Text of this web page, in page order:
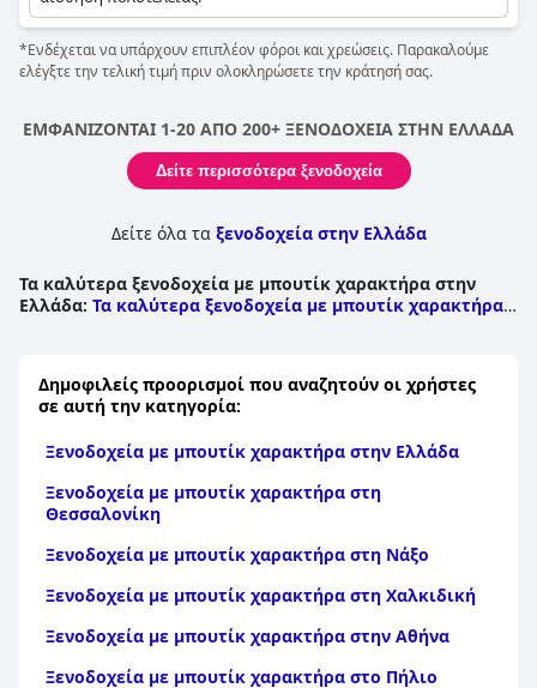
*Ενδέχεται να υπάρχουν επιπλέον φόροι και χρεώσεις. Παρακαλούμε
ελέγξτε την τελική τιμή πριν ολοκληρώσετε την κράτησή σας.
ΕΜΦΑΝΙΖΟΝΤΑΙ 1-20 ΑΠΟ 200+ ΞΕΝΟΔΟΧΕΙΑ ΣΤΗΝ ΕΛΛΑΔΑ
Δείτε περισσότερα ξενοδοχεία
Δείτε όλα τα ξενοδοχεία στην Ελλάδα
Τα καλύτερα ξενοδοχεία με μπουτίκ χαρακτήρα στην
Ελλάδα: Τα καλύτερα ξενοδοχεία με μπουτίκ χαρακτήρα
Τα καλύτερα ξενοδοχεία με μπουτίκ χαρακτήρα στην
Πελοπόννησο | Τα καλύτερα ξενοδοχεία με μπουτίκ
με μπουτίκ χαρακτήρα στην Ήπειρο |
Τα καλύτερα
καλύτερα ξενοδοχεία με μπουτίκ χαρακτήρα στη
Θεσσαλία | Τα καλύτερα ξενοδοχεία με μπουτίκ
χαρακτήρα στη Θράκη
Δημοφιλείς προορισμοί που αναζητούν οι χρήστες
σε αυτή την κατηγορία:
Ξενοδοχεία με μπουτίκ χαρακτήρα στην Ελλάδα
Ξενοδοχεία με μπουτίκ χαρακτήρα στη
Θεσσαλονίκη
Ξενοδοχεία με μπουτίκ χαρακτήρα στη Νάξο
Ξενοδοχεία με μπουτίκ χαρακτήρα στη Χαλκιδική
Ξενοδοχεία με μπουτίκ χαρακτήρα στην Αθήνα
Ξενοδοχεία με μπουτίκ χαρακτήρα στο Πήλιο